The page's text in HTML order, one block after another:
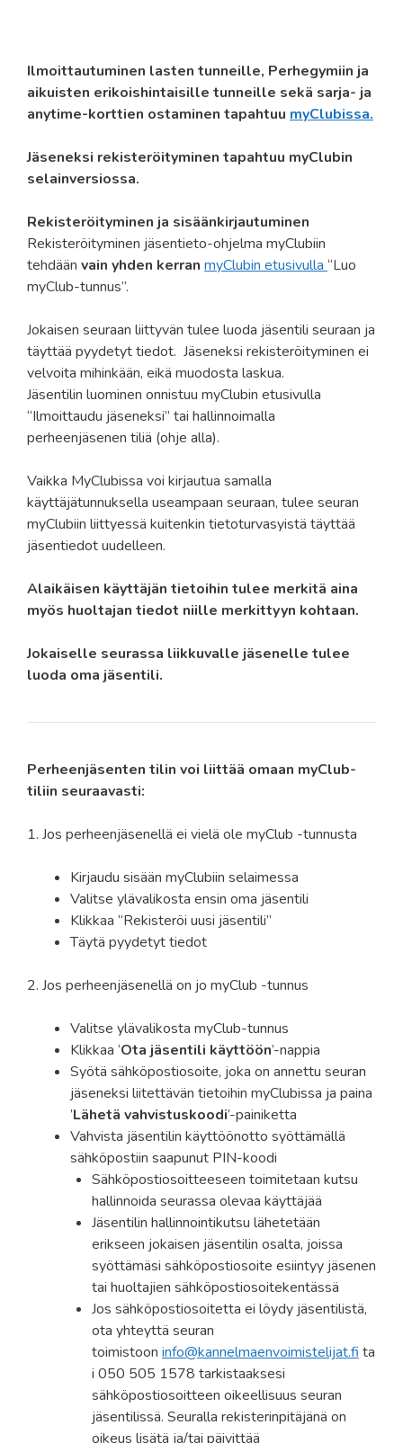
Ilmoittautuminen lasten tunneille, Perhegymiin ja
aikuisten erikoishintaisille tunneille sekä sarja- ja
anytime-korttien ostaminen tapahtuu myClubissa.
Jäseneksi rekisteröityminen tapahtuu myClubin
selainversiossa.
Rekisteröityminen ja sisäänkirjautuminen
Rekisteröityminen jäsentieto-ohjelma myClubiin
tehdään vain yhden kerran myClubin etusivulla“Luo
myClub-tunnus”.
Jokaisen seuraan liittyvän tulee luoda jäsentili seuraan ja
täyttää pyydetyt tiedot. Jäseneksi rekisteröityminen ei
velvoita mihinkään, eikä muodosta laskua.
Jäsentilin luominen onnistuu myClubin etusivulla
“Ilmoittaudu jäseneksi” tai hallinnoimalla
perheenjäsenen tiliä (ohje alla).
Vaikka MyClubissa voi kirjautua samalla
käyttäjätunnuksella useampaan seuraan, tulee seuran
myClubiin liittyessä kuitenkin tietoturvasyistä täyttää
jäsentiedot uudelleen.
Alaikäisen käyttäjän tietoihin tulee merkitä aina
myös huoltajan tiedot niille merkittyyn kohtaan.
Jokaiselle seurassa liikkuvalle jäsenelle tulee
luoda oma jäsentili.
Perheenjäsenten tilin voi liittää omaan myClub-
tiliin seuraavasti:
1. Jos perheenjäsenellä ei vielä ole myClub -tunnusta
Kirjaudu sisään myClubiin selaimessa
Valitse ylävalikosta ensin oma jäsentili
Klikkaa “Rekisteröi uusi jäsentili”
Täytä pyydetyt tiedot
2. Jos perheenjäsenellä on jo myClub -tunnus
Valitse ylävalikosta myClub-tunnus
Klikkaa ‘Ota jäsentili käyttöön’-nappia
Syötä sähköpostiosoite, joka on annettu seuran
jäseneksi liitettävän tietoihin myClubissa ja paina
’Lähetä vahvistuskoodi’-painiketta
Vahvista jäsentilin käyttöönotto syöttämällä
sähköpostiin saapunut PIN-koodi
Sähköpostiosoitteeseen toimitetaan kutsu
hallinnoida seurassa olevaa käyttäjää
Jäsentilin hallinnointikutsu lähetetään
erikseen jokaisen jäsentilin osalta, joissa
syöttämäsi sähköpostiosoite esiintyy jäsenen
tai huoltajien sähköpostiosoitekentässä
Jos sähköpostiosoitetta ei löydy jäsentilistä,
ota yhteyttä seuran
toimistoon info@kannelmaenvoimistelijat.fita
i 050 505 1578 tarkistaaksesi
sähköpostiosoitteen oikeellisuus seuran
jäsentilissä. Seuralla rekisterinpitäjänä on
oikeus lisätä ja/tai päivittää